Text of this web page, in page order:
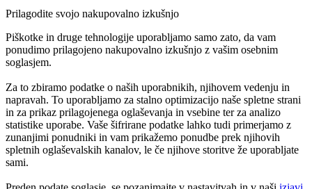
Prilagodite svojo nakupovalno izkušnjo
Piškotke in druge tehnologije uporabljamo samo zato, da vam
ponudimo prilagojeno nakupovalno izkušnjo z vašim osebnim
soglasjem.
Za to zbiramo podatke o naših uporabnikih, njihovem vedenju in
napravah. To uporabljamo za stalno optimizacijo naše spletne strani
in za prikaz prilagojenega oglaševanja in vsebine ter za analizo
statistike uporabe. Vaše šifrirane podatke lahko tudi primerjamo z
zunanjimi ponudniki in vam prikažemo ponudbe prek njihovih
spletnih oglaševalskih kanalov, le če njihove storitve že uporabljate
sami.